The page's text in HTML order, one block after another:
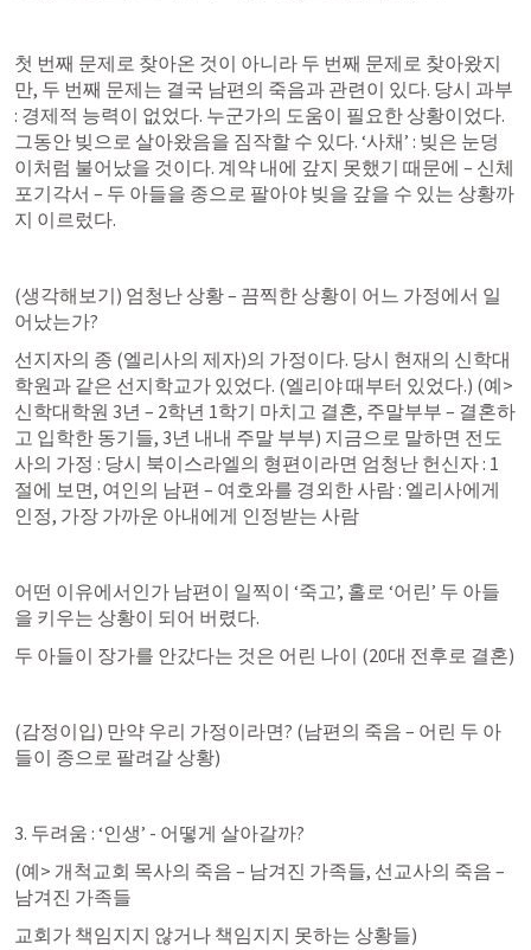
첫 번째 문제로 찾아온 것이 아니라 두 번째 문제로 찾아왔지
만, 두 번째 문제는 결국 남편의 죽음과 관련이 있다. 당시 과부
: 경제적 능력이 없었다. 누군가의 도움이 필요한 상황이었다.
그동안 빚으로 살아왔음을 짐작할 수 있다. ‘사채’ : 빚은 눈덩
이처럼 불어났을 것이다. 계약 내에 갚지 못했기 때문에 – 신체
포기각서 – 두 아들을 종으로 팔아야 빚을 갚을 수 있는 상황까
지 이르렀다.
(생각해보기) 엄청난 상황 – 끔찍한 상황이 어느 가정에서 일
어났는가?
선지자의 종 (엘리사의 제자)의 가정이다. 당시 현재의 신학대
학원과 같은 선지학교가 있었다. (엘리야 때부터 있었다.) (예>
신학대학원 3년 – 2학년 1학기 마치고 결혼, 주말부부 – 결혼하
고 입학한 동기들, 3년 내내 주말 부부) 지금으로 말하면 전도
사의 가정 : 당시 북이스라엘의 형편이라면 엄청난 헌신자 : 1
절에 보면, 여인의 남편 – 여호와를 경외한 사람 : 엘리사에게
인정, 가장 가까운 아내에게 인정받는 사람
어떤 이유에서인가 남편이 일찍이 ‘죽고’, 홀로 ‘어린’ 두 아들
을 키우는 상황이 되어 버렸다.
두 아들이 장가를 안갔다는 것은 어린 나이 (20대 전후로 결혼)
(감정이입) 만약 우리 가정이라면? (남편의 죽음 – 어린 두 아
들이 종으로 팔려갈 상황)
3. 두려움 : ‘인생’ - 어떻게 살아갈까?
(예> 개척교회 목사의 죽음 – 남겨진 가족들, 선교사의 죽음 –
남겨진 가족들
교회가 책임지지 않거나 책임지지 못하는 상황들)